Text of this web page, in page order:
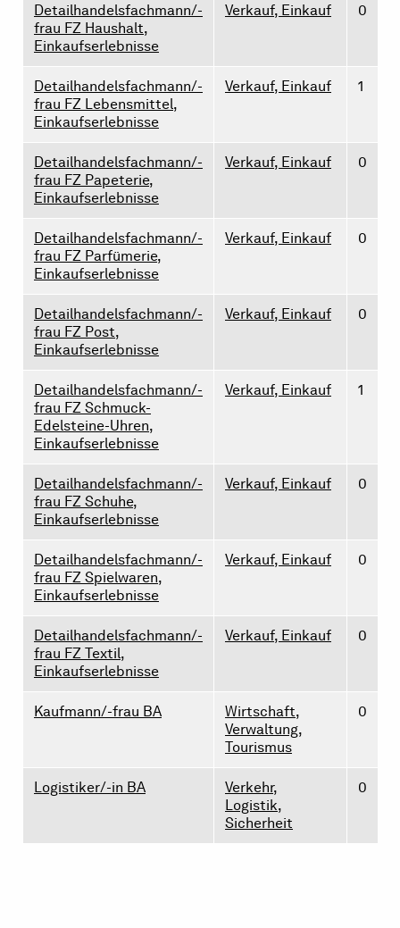
Detailhandelsfachmann/-
frau FZ Haushalt,
Einkaufserlebnisse
Verkauf, Einkauf 0
Detailhandelsfachmann/-
frau FZ Lebensmittel,
Einkaufserlebnisse
Verkauf, Einkauf 1
Detailhandelsfachmann/-
frau FZ Papeterie,
Einkaufserlebnisse
Verkauf, Einkauf 0
Detailhandelsfachmann/-
frau FZ Parfümerie,
Einkaufserlebnisse
Verkauf, Einkauf 0
Detailhandelsfachmann/-
frau FZ Post,
Einkaufserlebnisse
Verkauf, Einkauf 0
Detailhandelsfachmann/-
frau FZ Schmuck-
Edelsteine-Uhren,
Einkaufserlebnisse
Verkauf, Einkauf 1
Detailhandelsfachmann/-
frau FZ Schuhe,
Einkaufserlebnisse
Verkauf, Einkauf 0
Detailhandelsfachmann/-
frau FZ Spielwaren,
Einkaufserlebnisse
Verkauf, Einkauf 0
Detailhandelsfachmann/-
frau FZ Textil,
Einkaufserlebnisse
Verkauf, Einkauf 0
Kaufmann/-frau BA
Wirtschaft,
Verwaltung,
Tourismus
0
Logistiker/-in BA
Verkehr,
Logistik,
Sicherheit
0